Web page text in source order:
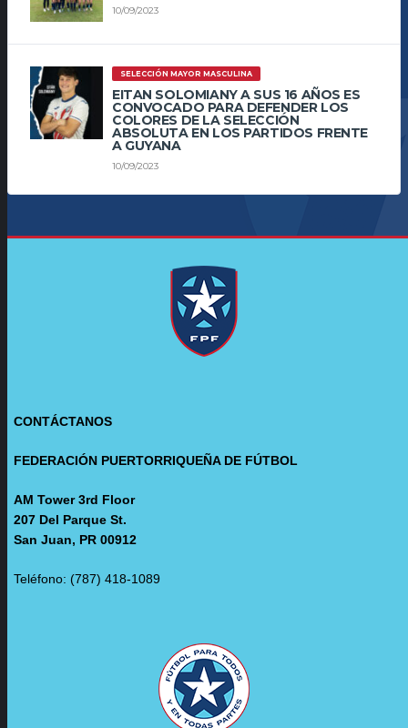
10/09/2023
SELECCIÓN MAYOR MASCULINA
EITAN SOLOMIANY A SUS 16 AÑOS ES
CONVOCADO PARA DEFENDER LOS
COLORES DE LA SELECCIÓN
ABSOLUTA EN LOS PARTIDOS FRENTE
A GUYANA
10/09/2023
CONTÁCTANOS
FEDERACIÓN PUERTORRIQUEÑA DE FÚTBOL
AM Tower 3rd Floor
207 Del Parque St.
San Juan, PR 00912
Teléfono: (787) 418-1089